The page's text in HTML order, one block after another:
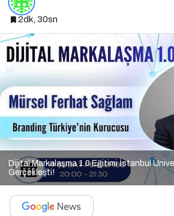
2dk, 30sn
Dijital Markalaşma 1.0 Eğitimi İstanbul
Gerçekleşti!